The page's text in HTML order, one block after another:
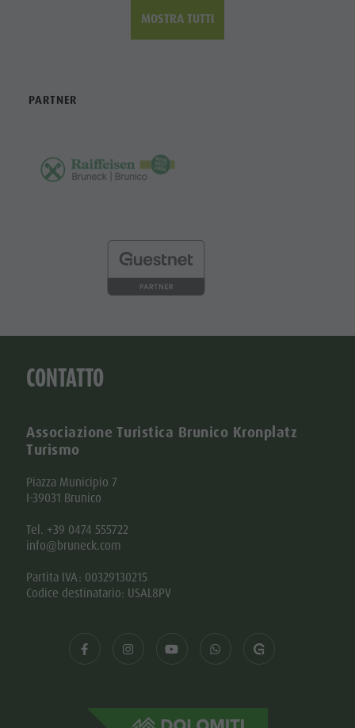
MOSTRA TUTTI
PARTNER
CONTATTO
Associazione Turistica Brunico Kronplatz
Turismo
Piazza Municipio 7
I-39031 Brunico
Tel. +39 0474 555722
info@bruneck.com
Partita IVA: 00329130215
Codice destinatario: USAL8PV